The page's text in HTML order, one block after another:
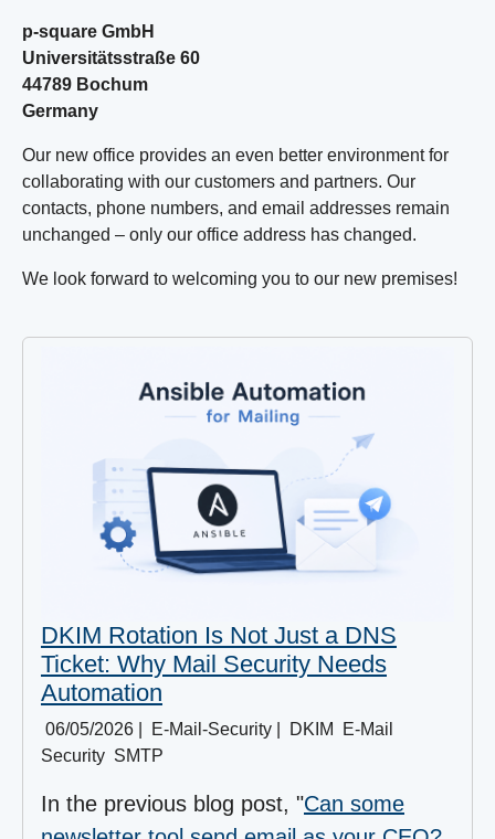
p-square GmbH
Universitätsstraße 60
44789 Bochum
Germany
Our new office provides an even better environment for
collaborating with our customers and partners. Our
contacts, phone numbers, and email addresses remain
unchanged – only our office address has changed.
We look forward to welcoming you to our new premises!
DKIM Rotation Is Not Just a DNS
Ticket: Why Mail Security Needs
Automation
06/05/2026 E-Mail-Security DKIM
E-Mail
Security SMTP
In the previous blog post, "Can some